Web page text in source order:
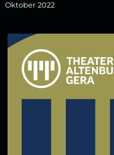
Oktober 2022